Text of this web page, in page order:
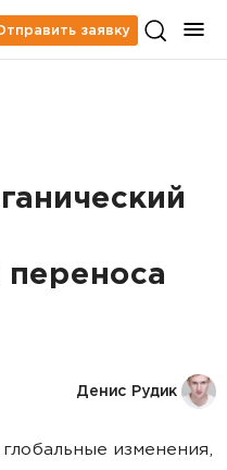
заявку
переноса
Денис Рудик
изменения,